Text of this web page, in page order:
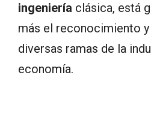
ingeniería clásica, está
más el reconocimiento
diversas ramas de la
economía.